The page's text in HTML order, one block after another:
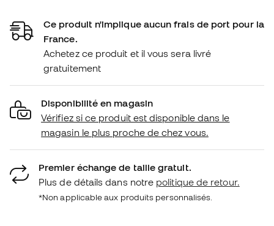
Ce produit n'implique aucun frais de port pour la
France.
Achetez ce produit et il vous sera livré
gratuitement
Disponibilité en magasin
Vérifiez si ce produit est disponible dans le
magasin le plus proche de chez vous.
Premier échange de taille gratuit.
Plus de détails dans notre politique de retour.
*Non applicable aux produits personnalisés.